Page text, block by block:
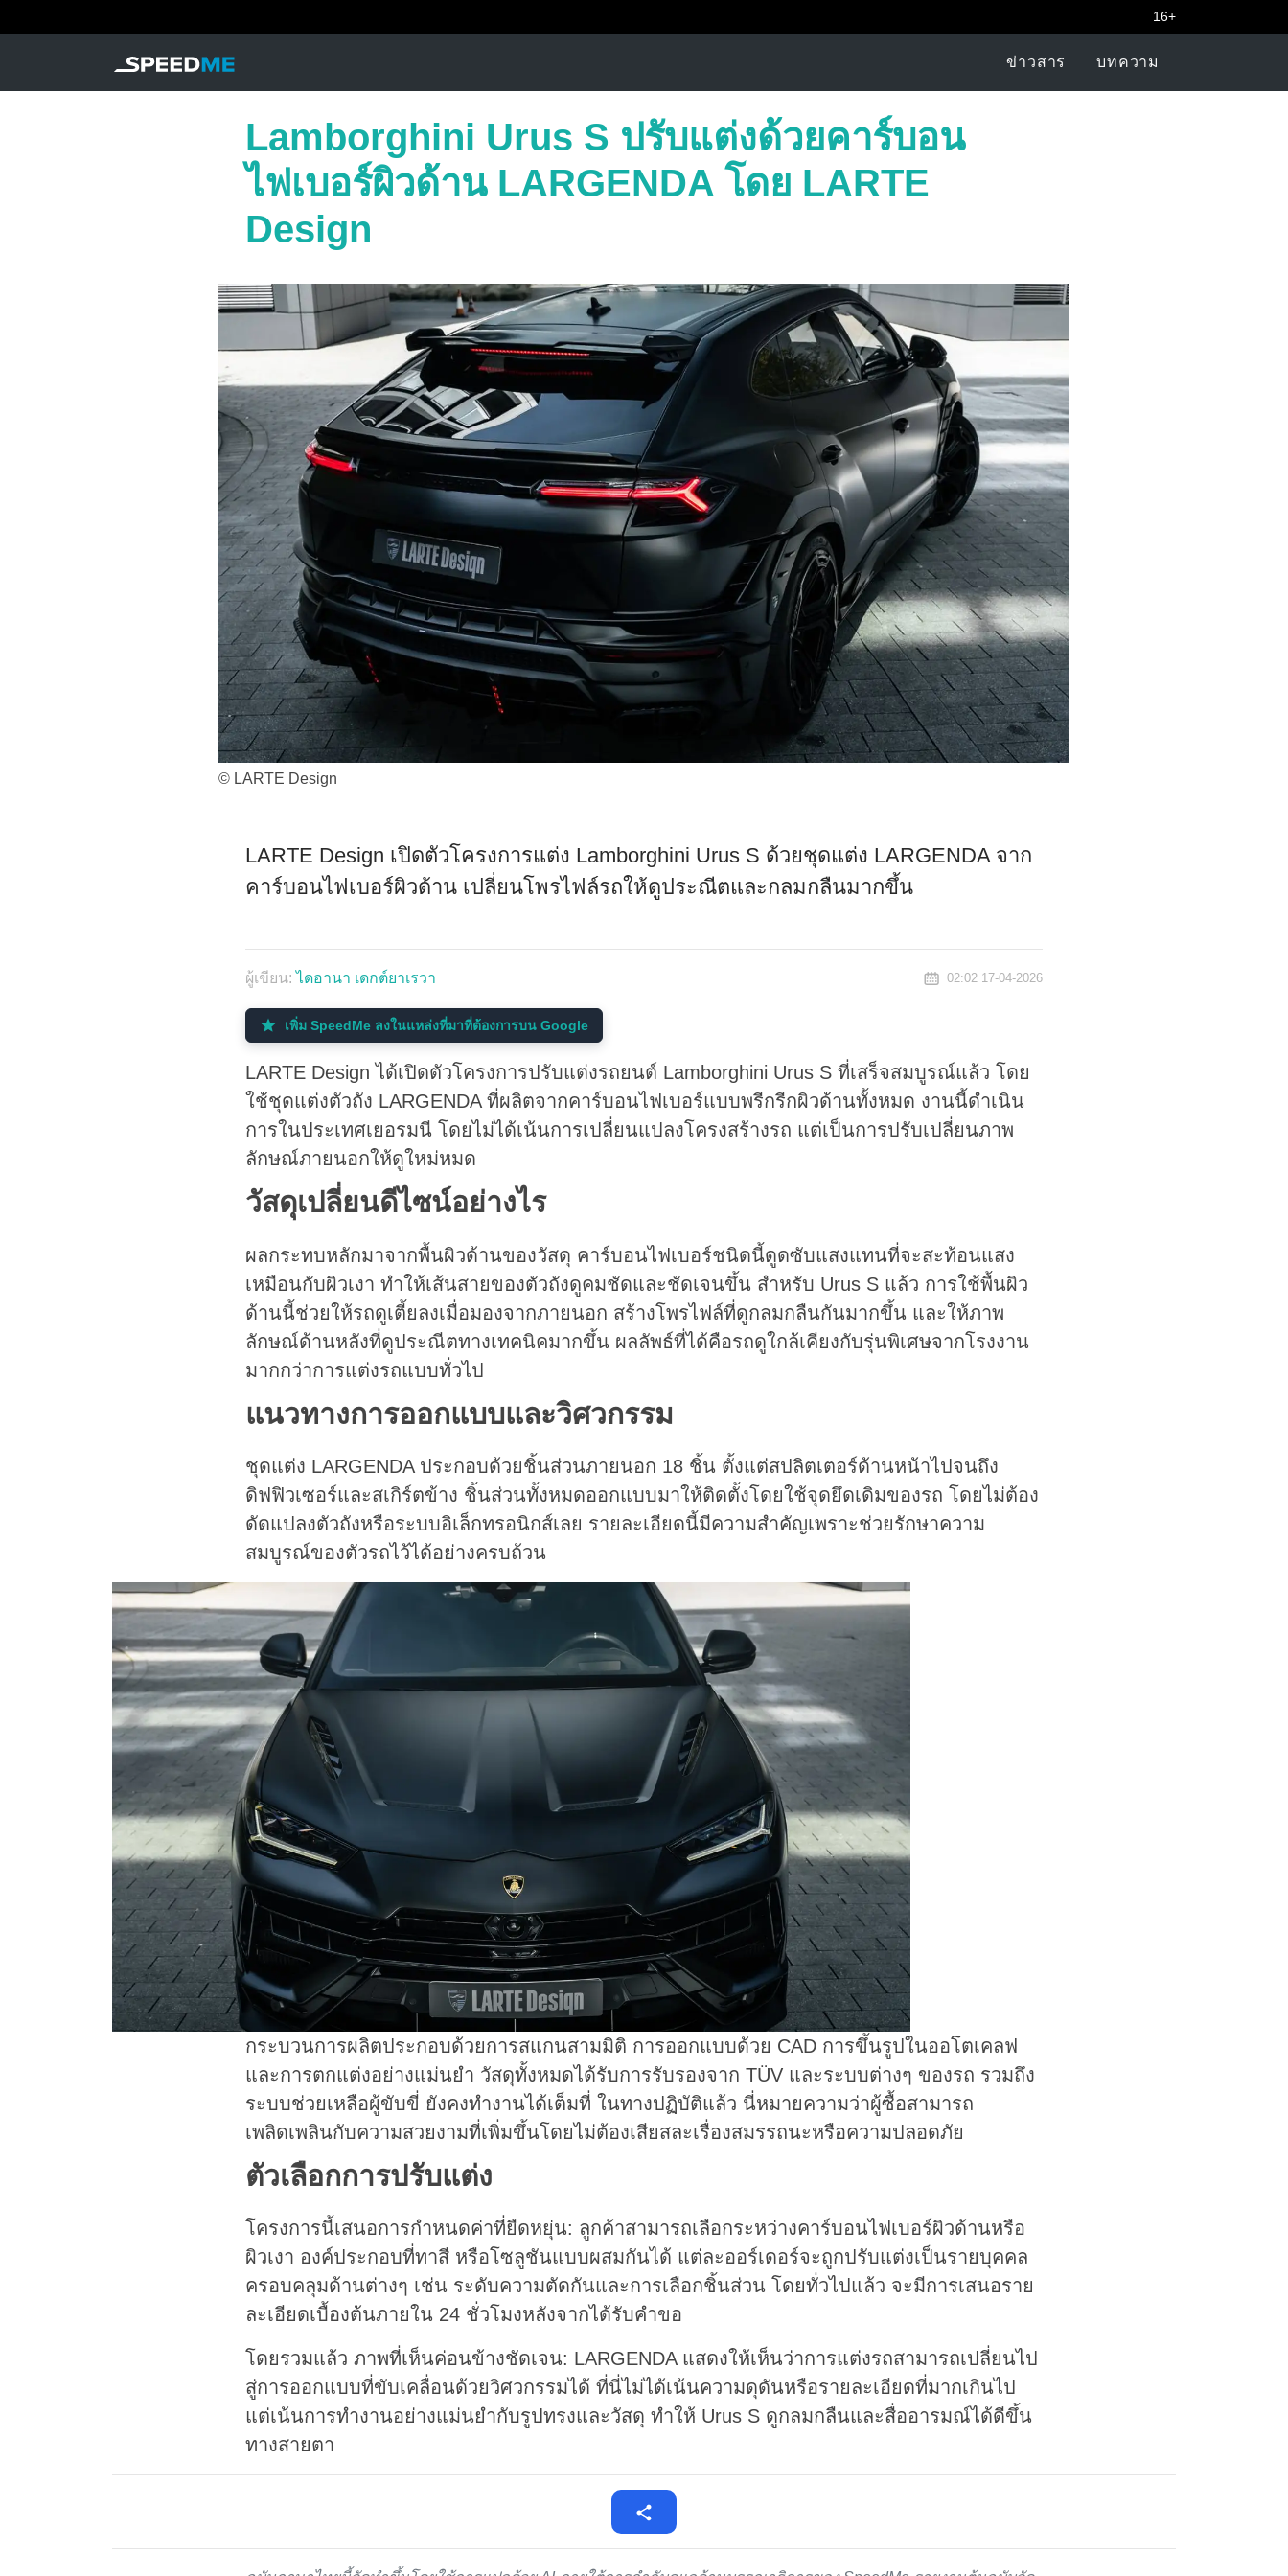
16+
ข่าวสาร บทความ
Lamborghini Urus S ปรับแต่งด้วยคาร์บอน
ไฟเบอร์ผิวด้าน LARGENDA โดย LARTE
Design
© LARTE Design
LARTE Design เปิดตัวโครงการแต่ง Lamborghini Urus S ด้วยชุดแต่ง LARGENDA จาก
คาร์บอนไฟเบอร์ผิวด้าน เปลี่ยนโพรไฟล์รถให้ดูประณีตและกลมกลืนมากขึ้น
ผู้เขียน:ไดอานา เดกต์ยาเรวา 02:02 17-04-2026
เพิ่ม SpeedMe ลงในแหล่งที่มาที่ต้องการบน Google
LARTE Design ได้เปิดตัวโครงการปรับแต่งรถยนต์ Lamborghini Urus S ที่เสร็จสมบูรณ์แล้ว โดย
ใช้ชุดแต่งตัวถัง LARGENDA ที่ผลิตจากคาร์บอนไฟเบอร์แบบพรีกรีกผิวด้านทั้งหมด งานนี้ดำเนิน
การในประเทศเยอรมนี โดยไม่ได้เน้นการเปลี่ยนแปลงโครงสร้างรถ แต่เป็นการปรับเปลี่ยนภาพ
ลักษณ์ภายนอกให้ดูใหม่หมด
วัสดุเปลี่ยนดีไซน์อย่างไร
ผลกระทบหลักมาจากพื้นผิวด้านของวัสดุ คาร์บอนไฟเบอร์ชนิดนี้ดูดซับแสงแทนที่จะสะท้อนแสง
เหมือนกับผิวเงา ทำให้เส้นสายของตัวถังดูคมชัดและชัดเจนขึ้น สำหรับ Urus S แล้ว การใช้พื้นผิว
ด้านนี้ช่วยให้รถดูเตี้ยลงเมื่อมองจากภายนอก สร้างโพรไฟล์ที่ดูกลมกลืนกันมากขึ้น และให้ภาพ
ลักษณ์ด้านหลังที่ดูประณีตทางเทคนิคมากขึ้น ผลลัพธ์ที่ได้คือรถดูใกล้เคียงกับรุ่นพิเศษจากโรงงาน
มากกว่าการแต่งรถแบบทั่วไป
แนวทางการออกแบบและวิศวกรรม
ชุดแต่ง LARGENDA ประกอบด้วยชิ้นส่วนภายนอก 18 ชิ้น ตั้งแต่สปลิตเตอร์ด้านหน้าไปจนถึง
ดิฟฟิวเซอร์และสเกิร์ตข้าง ชิ้นส่วนทั้งหมดออกแบบมาให้ติดตั้งโดยใช้จุดยึดเดิมของรถ โดยไม่ต้อง
ดัดแปลงตัวถังหรือระบบอิเล็กทรอนิกส์เลย รายละเอียดนี้มีความสำคัญเพราะช่วยรักษาความ
สมบูรณ์ของตัวรถไว้ได้อย่างครบถ้วน
กระบวนการผลิตประกอบด้วยการสแกนสามมิติ การออกแบบด้วย CAD การขึ้นรูปในออโตเคลฟ
และการตกแต่งอย่างแม่นยำ วัสดุทั้งหมดได้รับการรับรองจาก TÜV และระบบต่างๆ ของรถ รวมถึง
ระบบช่วยเหลือผู้ขับขี่ ยังคงทำงานได้เต็มที่ ในทางปฏิบัติแล้ว นี่หมายความว่าผู้ซื้อสามารถ
เพลิดเพลินกับความสวยงามที่เพิ่มขึ้นโดยไม่ต้องเสียสละเรื่องสมรรถนะหรือความปลอดภัย
ตัวเลือกการปรับแต่ง
โครงการนี้เสนอการกำหนดค่าที่ยืดหยุ่น: ลูกค้าสามารถเลือกระหว่างคาร์บอนไฟเบอร์ผิวด้านหรือ
ผิวเงา องค์ประกอบที่ทาสี หรือโซลูชันแบบผสมกันได้ แต่ละออร์เดอร์จะถูกปรับแต่งเป็นรายบุคคล
ครอบคลุมด้านต่างๆ เช่น ระดับความตัดกันและการเลือกชิ้นส่วน โดยทั่วไปแล้ว จะมีการเสนอราย
ละเอียดเบื้องต้นภายใน 24 ชั่วโมงหลังจากได้รับคำขอ
โดยรวมแล้ว ภาพที่เห็นค่อนข้างชัดเจน: LARGENDA แสดงให้เห็นว่าการแต่งรถสามารถเปลี่ยนไป
สู่การออกแบบที่ขับเคลื่อนด้วยวิศวกรรมได้ ที่นี่ไม่ได้เน้นความดุดันหรือรายละเอียดที่มากเกินไป
แต่เน้นการทำงานอย่างแม่นยำกับรูปทรงและวัสดุ ทำให้ Urus S ดูกลมกลืนและสื่ออารมณ์ได้ดีขึ้น
ทางสายตา